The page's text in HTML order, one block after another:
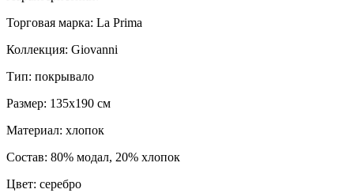
Торговая марка: La Prima
Коллекция: Giovanni
Тип: покрывало
Размер: 135x190 см
Материал: хлопок
Состав: 80% модал, 20% хлопок
Цвет: серебро